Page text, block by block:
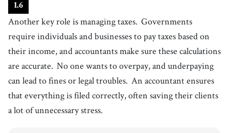
1.6
Another key role is managing taxes. Governments
require individuals and businesses to pay taxes based on
their income, and accountants make sure these calculations
are accurate. No one wants to overpay, and underpaying
can lead to fines or legal troubles. An accountant ensures
that everything is filed correctly, often saving their clients
a lot of unnecessary stress.